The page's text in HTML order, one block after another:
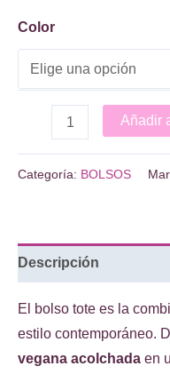
Color
Añadir
Categoría: BOLSOS
Descripción
El bolso tote es la
estilo contemporáneo.
vegana acolchada en